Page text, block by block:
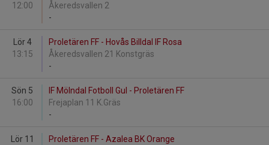
12:00
Åkeredsvallen 2
-
Lör 4
13:15
Proletären FF - Hovås Billdal IF Rosa
Åkeredsvallen 21 Konstgräs
-
Sön 5
16:00
IF Mölndal Fotboll Gul - Proletären FF
Frejaplan 11 K.Gräs
-
Lör 11
Proletären FF - Azalea BK Orange